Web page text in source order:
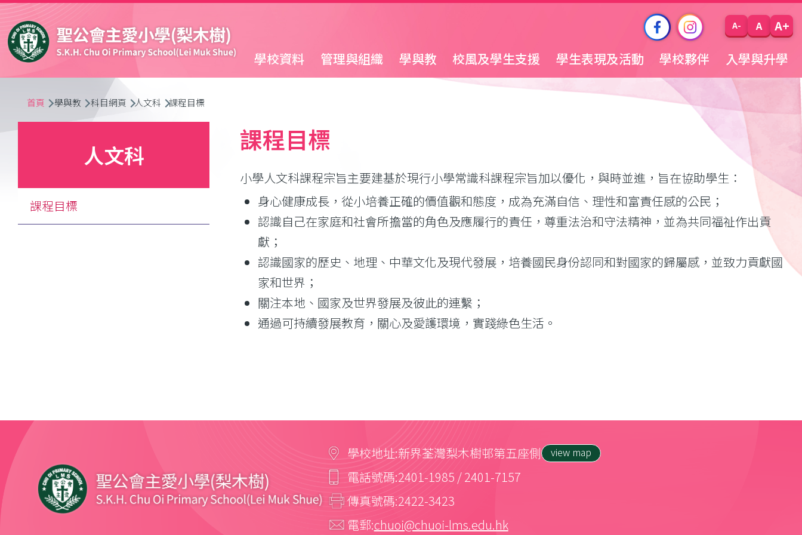
移至主內容
A- A A+
學校資料 管理與組織 學與教 校風及學生支援 學生表現及活動 學校夥伴 入學與升學
導
航
結
首頁 學與教 科目網頁 人文科 課程目標
課程目標
小學人文科課程宗旨主要建基於現行小學常識科課程宗旨加以優化，與時並進，旨在協助學生：
身心健康成長，從小培養正確的價值觀和態度，成為充滿自信、理性和富責任感的公民；
認識自己在家庭和社會所擔當的角色及應履行的責任，尊重法治和守法精神，並為共同福祉作出貢
獻；
認識國家的歷史、地理、中華文化及現代發展，培養國民身份認同和對國家的歸屬感，並致力貢獻國
家和世界；
關注本地、國家及世界發展及彼此的連繫；
通過可持續發展教育，關心及愛護環境，實踐綠色生活。
人文科
課程目標
學校地址:新界荃灣梨木樹邨第五座側 view map
電話號碼:2401-1985 / 2401-7157
傳真號碼:2422-3423
電郵:chuoi@chuoi-lms.edu.hk